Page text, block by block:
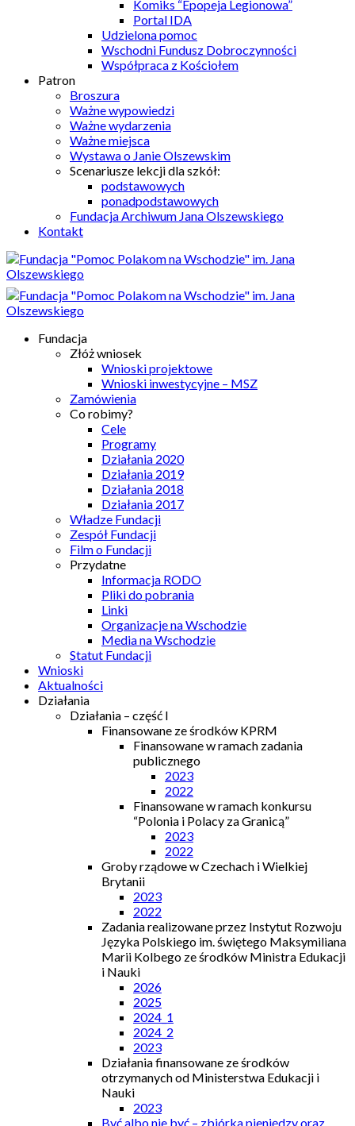
Komiks “Epopeja Legionowa”
Portal IDA
Udzielona pomoc
Wschodni Fundusz Dobroczynności
Współpraca z Kościołem
Patron
Broszura
Ważne wypowiedzi
Ważne wydarzenia
Ważne miejsca
Wystawa o Janie Olszewskim
Scenariusze lekcji dla szkół:
podstawowych
ponadpodstawowych
Fundacja Archiwum Jana Olszewskiego
Kontakt
Fundacja
Złóż wniosek
Wnioski projektowe
Wnioski inwestycyjne – MSZ
Zamówienia
Co robimy?
Cele
Programy
Działania 2020
Działania 2019
Działania 2018
Działania 2017
Władze Fundacji
Zespół Fundacji
Film o Fundacji
Przydatne
Informacja RODO
Pliki do pobrania
Linki
Organizacje na Wschodzie
Media na Wschodzie
Statut Fundacji
Wnioski
Aktualności
Działania
Działania – część I
Finansowane ze środków KPRM
Finansowane w ramach zadania
publicznego
2023
2022
Finansowane w ramach konkursu
“Polonia i Polacy za Granicą”
2023
2022
Groby rządowe w Czechach i Wielkiej
Brytanii
2023
2022
Zadania realizowane przez Instytut Rozwoju
Języka Polskiego im. świętego Maksymiliana
Marii Kolbego ze środków Ministra Edukacji
i Nauki
2026
2025
2024_1
2024_2
2023
Działania finansowane ze środków
otrzymanych od Ministerstwa Edukacji i
Nauki
2023
Być albo nie być – zbiórka pieniędzy oraz